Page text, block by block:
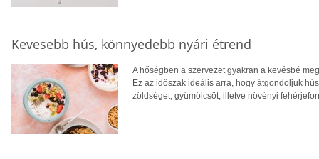
Kevesebb hús, könnyedebb nyári étrend
A hőségben a szervezet gyakran a kevésbé
Ez az időszak ideális arra, hogy átgondoljuk
zöldséget, gyümölcsöt, illetve növényi